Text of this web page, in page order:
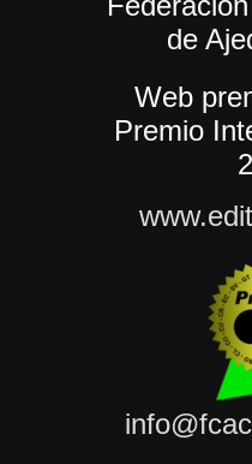
de
Web
Premio